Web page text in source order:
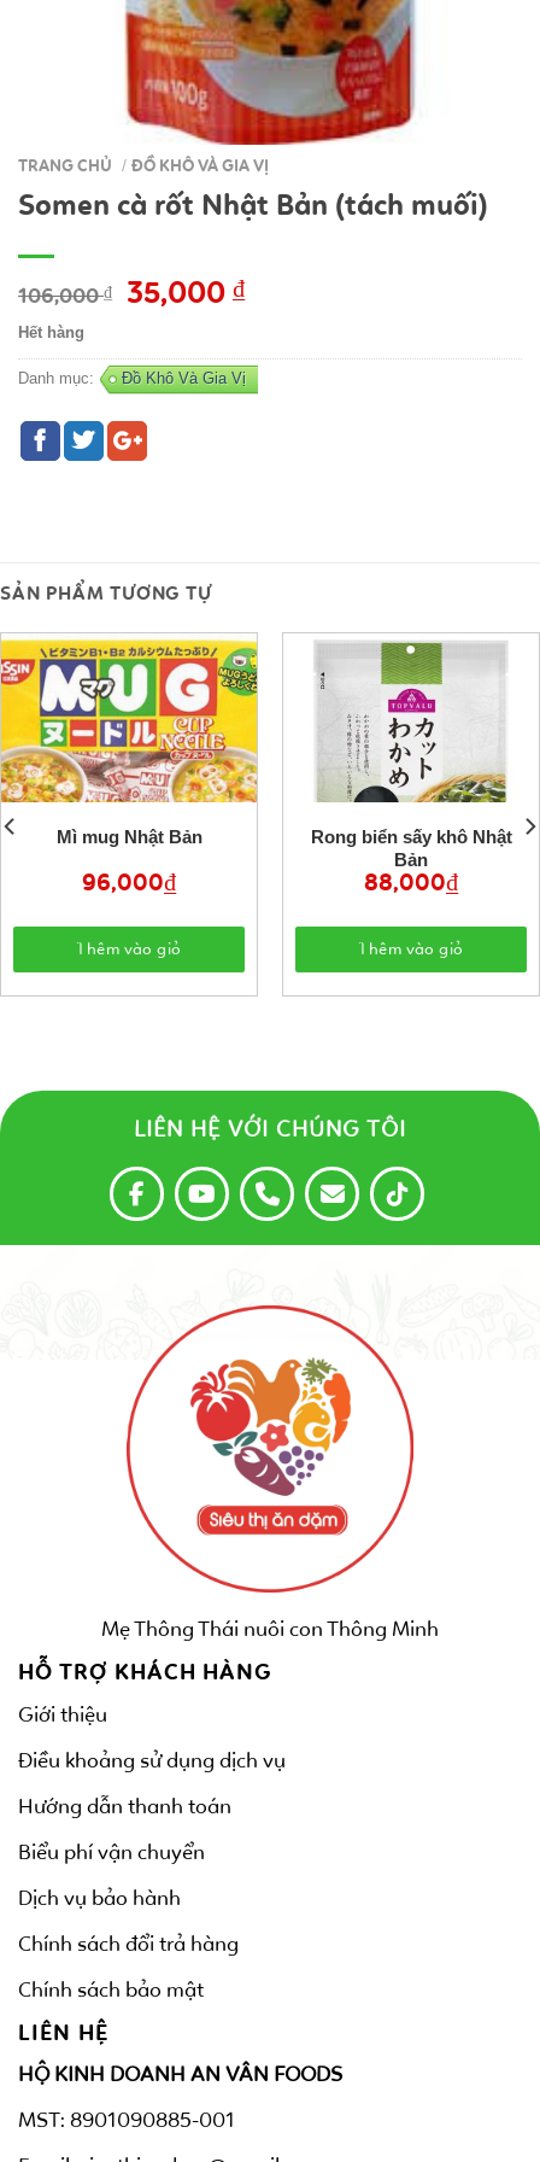
TRANG CHỦ / ĐỒ KHÔ VÀ GIA VỊ
Somen cà rốt Nhật Bản (tách muối)
106,000₫
Giá
106,000 ₫.
35,000₫Giá
là:
35,000 ₫.
Hết hàng
Danh mục: Đồ Khô Và Gia Vị
SẢN PHẨM TƯƠNG TỰ
Mì mug Nhật Bản
96,000₫
Thêm vào giỏ
Rong biển sấy khô Nhật
Bản
88,000₫
Thêm vào giỏ
LIÊN HỆ VỚI CHÚNG TÔI
Mẹ Thông Thái nuôi con Thông Minh
HỖ TRỢ KHÁCH HÀNG
Giới thiệu
Điều khoảng sử dụng dịch vụ
Hướng dẫn thanh toán
Biểu phí vận chuyển
Dịch vụ bảo hành
Chính sách đổi trả hàng
Chính sách bảo mật
LIÊN HỆ
HỘ KINH DOANH AN VÂN FOODS
MST: 8901090885-001